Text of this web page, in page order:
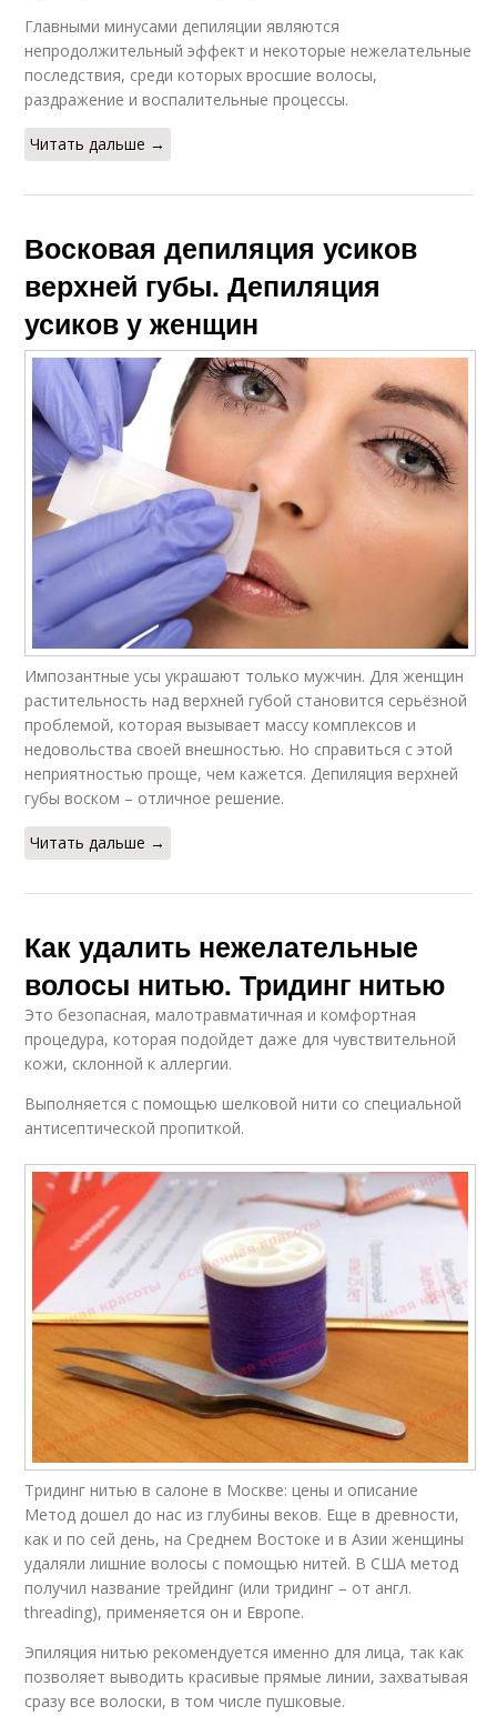
Главными минусами депиляции являются
непродолжительный эффект и некоторые нежелательные
последствия, среди которых вросшие волосы,
раздражение и воспалительные процессы.
Читать дальше →
Восковая депиляция усиков
верхней губы. Депиляция
усиков у женщин
Импозантные усы украшают только мужчин. Для женщин
растительность над верхней губой становится серьёзной
проблемой, которая вызывает массу комплексов и
недовольства своей внешностью. Но справиться с этой
неприятностью проще, чем кажется. Депиляция верхней
губы воском – отличное решение.
Читать дальше →
Как удалить нежелательные
волосы нитью. Тридинг нитью
Это безопасная, малотравматичная и комфортная
процедура, которая подойдет даже для чувствительной
кожи, склонной к аллергии.
Выполняется с помощью шелковой нити со специальной
антисептической пропиткой.
Тридинг нитью в салоне в Москве: цены и описание
Метод дошел до нас из глубины веков. Еще в древности,
как и по сей день, на Среднем Востоке и в Азии женщины
удаляли лишние волосы с помощью нитей. В США метод
получил название трейдинг (или тридинг – от англ.
threading), применяется он и Европе.
Эпиляция нитью рекомендуется именно для лица, так как
позволяет выводить красивые прямые линии, захватывая
сразу все волоски, в том числе пушковые.